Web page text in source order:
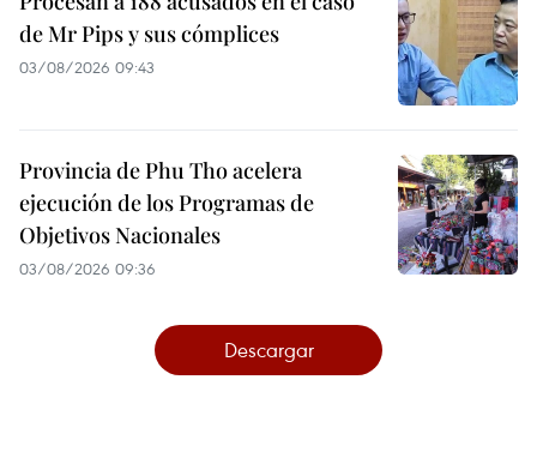
de Mr Pips y sus cómplices
03/08/2026 09:43
Provincia de Phu Tho acelera
ejecución de los Programas de
Objetivos Nacionales
03/08/2026 09:36
Descargar